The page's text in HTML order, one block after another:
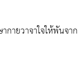
กายวาจาใจให้พันจาก